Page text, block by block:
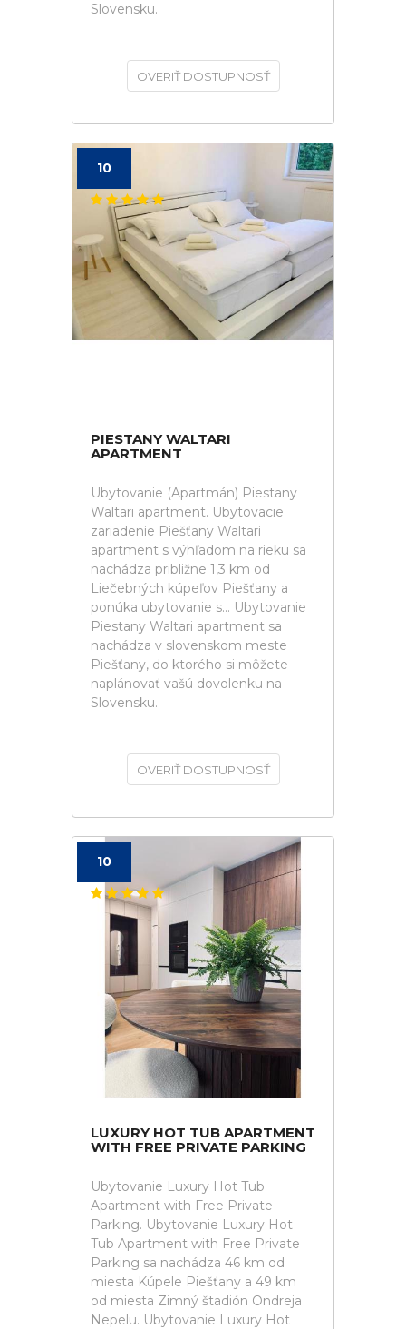
Slovensku.
OVERIŤ DOSTUPNOSŤ
10
PIESTANY WALTARI
APARTMENT
Ubytovanie (Apartmán) Piestany
Waltari apartment. Ubytovacie
zariadenie Piešťany Waltari
apartment s výhľadom na rieku sa
nachádza približne 1,3 km od
Liečebných kúpeľov Piešťany a
ponúka ubytovanie s... Ubytovanie
Piestany Waltari apartment sa
nachádza v slovenskom meste
Piešťany, do ktorého si môžete
naplánovať vašú dovolenku na
Slovensku.
OVERIŤ DOSTUPNOSŤ
10
LUXURY HOT TUB APARTMENT
WITH FREE PRIVATE PARKING
Ubytovanie Luxury Hot Tub
Apartment with Free Private
Parking. Ubytovanie Luxury Hot
Tub Apartment with Free Private
Parking sa nachádza 46 km od
miesta Kúpele Piešťany a 49 km
od miesta Zimný štadión Ondreja
Nepelu. Ubytovanie Luxury Hot